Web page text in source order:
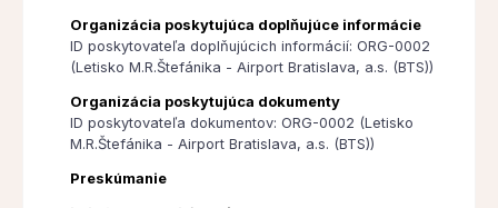
Organizácia poskytujúca doplňujúce informácie
ID poskytovateľa doplňujúcich informácií: ORG-0002
(Letisko M.R.Štefánika - Airport Bratislava, a.s. (BTS))
Organizácia poskytujúca dokumenty
ID poskytovateľa dokumentov: ORG-0002 (Letisko
M.R.Štefánika - Airport Bratislava, a.s. (BTS))
Preskúmanie